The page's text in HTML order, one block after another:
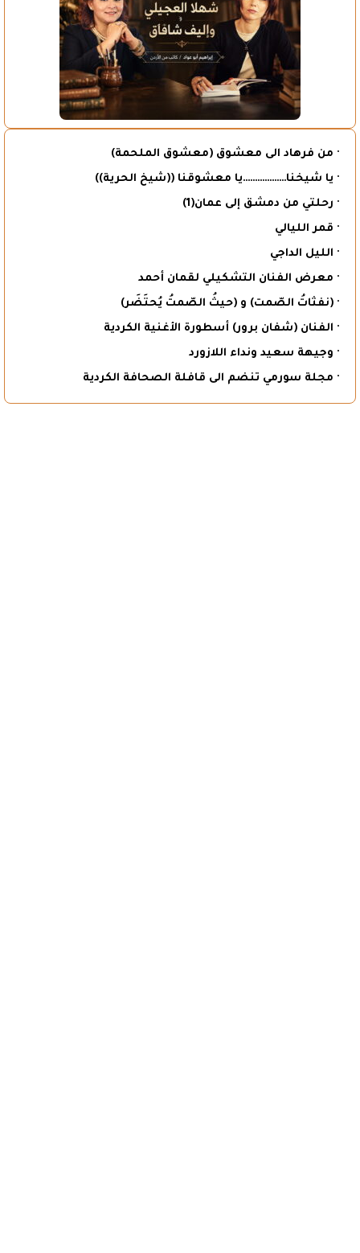
· من فرهاد الى معشوق (معشوق الملحمة)
· يا شيخنا………………يا معشوقنا ((شيخ الحرية))
· رحلتي من دمشق إلى عمان(1)
· قمر الليالي
· الليل الداجي
· معرض الفنان التشكيلي لقمان أحمد
· (نفثاتُ الصّمت) و (حيثُ الصّمتُ يُحتَضَر)
· الفنان (شفان برور) أسطورة الأغنية الكردية
· وجيهة سعيد ونداء اللازورد
· مجلة سورمي تنضم الى قافلة الصحافة الكردية